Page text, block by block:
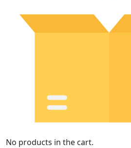
No products in the cart.